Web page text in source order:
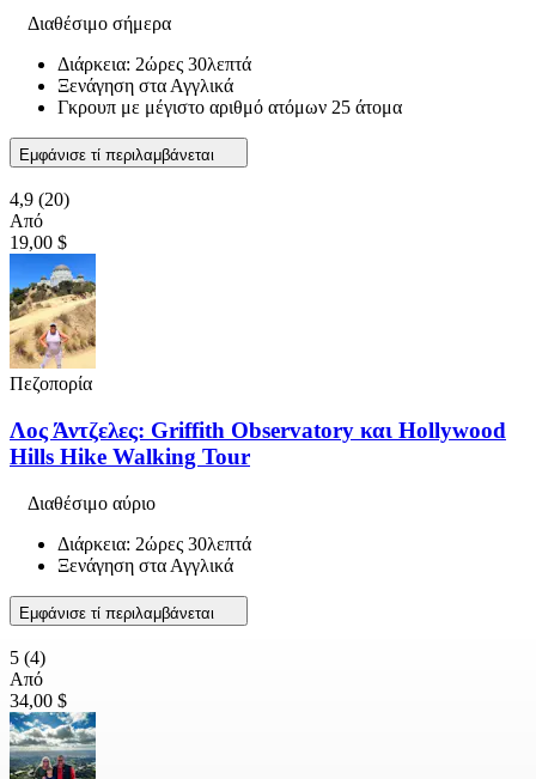
Διαθέσιμο σήμερα
Διάρκεια: 2ώρες 30λεπτά
Ξενάγηση στα Αγγλικά
Γκρουπ με μέγιστο αριθμό ατόμων 25 άτομα
Εμφάνισε τί περιλαμβάνεται
4,9 (20)
Από
19,00 $
Πεζοπορία
Λος Άντζελες: Griffith Observatory και Hollywood
Hills Hike Walking Tour
Διαθέσιμο αύριο
Διάρκεια: 2ώρες 30λεπτά
Ξενάγηση στα Αγγλικά
Εμφάνισε τί περιλαμβάνεται
5 (4)
Από
34,00 $